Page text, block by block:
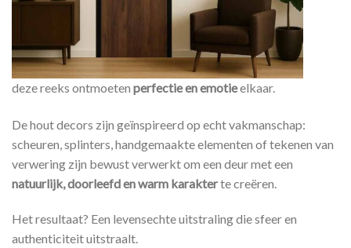
deze reeks ontmoeten perfectie en emotieelkaar.
De hout decors zijn geïnspireerd op echt vakmanschap:
scheuren, splinters, handgemaakte elementen of tekenen van
verwering zijn bewust verwerkt om een deur met een
natuurlijk, doorleefd en warm karakterte creëren.
Het resultaat? Een levensechte uitstraling die sfeer en
authenticiteit uitstraalt.